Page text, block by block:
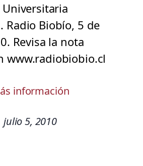
Radio Biobío, 5 de
Revisa la nota
www.radiobiobio.cl
información
julio 5, 2010